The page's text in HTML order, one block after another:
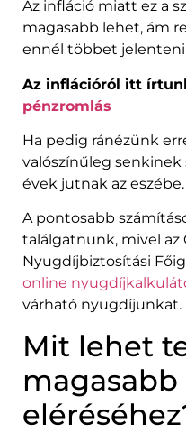
Az infláció miatt ez a
magasabb lehet, ám
ennél többet
Az inflációról itt
pénzromlás
Ha pedig ránézünk
valószínűleg
évek jutnak az eszébe.
A pontosabb
találgatnunk, mivel az
Nyugdíjbiztosítási
online
várható nyugdíjunkat.
Mit lehet